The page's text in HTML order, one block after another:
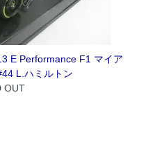
E Performance F1 マイア
L.ハミルトン
OUT